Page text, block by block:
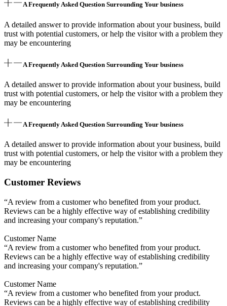
A Frequently Asked Question Surrounding Your business
A detailed answer to provide information about your business, build
trust with potential customers, or help the visitor with a problem they
may be encountering
A Frequently Asked Question Surrounding Your business
A detailed answer to provide information about your business, build
trust with potential customers, or help the visitor with a problem they
may be encountering
A Frequently Asked Question Surrounding Your business
A detailed answer to provide information about your business, build
trust with potential customers, or help the visitor with a problem they
may be encountering
Customer Reviews
“A review from a customer who benefited from your product.
Reviews can be a highly effective way of establishing credibility
and increasing your company's reputation.”
Customer Name
“A review from a customer who benefited from your product.
Reviews can be a highly effective way of establishing credibility
and increasing your company's reputation.”
Customer Name
“A review from a customer who benefited from your product.
Reviews can be a highly effective way of establishing credibility